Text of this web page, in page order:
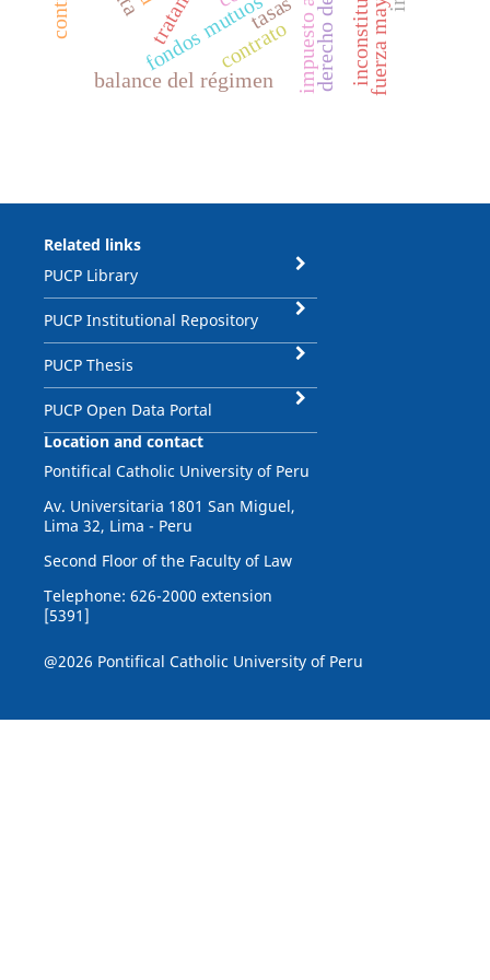
fondos mutuos
balance del régimen
tasas
contrato fuerza mayor
Related links
PUCP Library
PUCP Institutional Repository
PUCP Thesis
PUCP Open Data Portal
Location and contact
Pontifical Catholic University of Peru
Av. Universitaria 1801 San Miguel,
Lima 32, Lima - Peru
Second Floor of the Faculty of Law
Telephone: 626-2000 extension
[5391]
@2026 Pontifical Catholic University of Peru